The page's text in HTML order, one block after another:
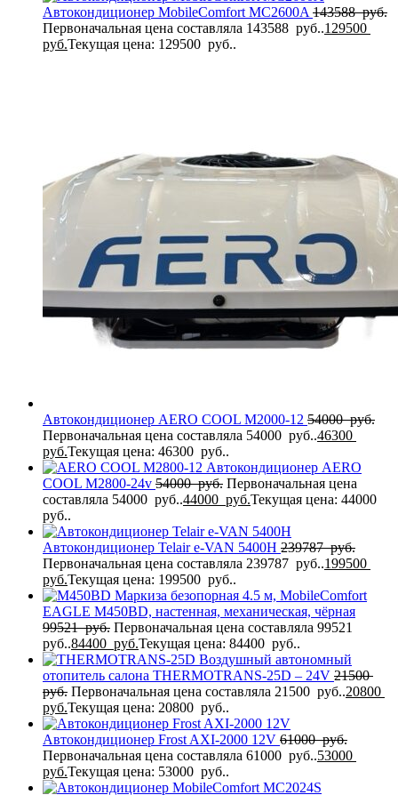
Автокондиционер MobileComfort MC2600A 143588руб.
Первоначальная цена составляла 143588 руб..129500
руб.Текущая цена: 129500 руб..
Автокондиционер AERO COOL M2000-12 54000руб.
Первоначальная цена составляла 54000 руб..46300
руб.Текущая цена: 46300 руб..
Автокондиционер AERO
COOL M2800-24v 54000руб. Первоначальная цена
составляла 54000 руб..44000 руб.Текущая цена: 44000
руб..
Автокондиционер Telair e-VAN 5400H 239787руб.
Первоначальная цена составляла 239787 руб..199500
руб.Текущая цена: 199500 руб..
Маркиза безопорная 4.5 м, MobileComfort
EAGLE M450BD, настенная, механическая, чёрная
99521руб. Первоначальная цена составляла 99521
руб..84400 руб.Текущая цена: 84400 руб..
Воздушный автономный
отопитель салона THERMOTRANS-25D – 24V 21500
руб. Первоначальная цена составляла 21500 руб..20800
руб.Текущая цена: 20800 руб..
Автокондиционер Frost AXI-2000 12V 61000руб.
Первоначальная цена составляла 61000 руб..53000
руб.Текущая цена: 53000 руб..